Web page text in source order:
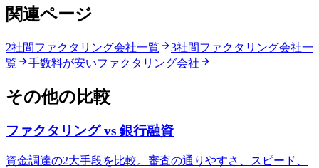
関連ページ
2社間ファクタリング会社一覧
3社間ファクタリング会社一
覧
手数料が安いファクタリング会社
その他の比較
ファクタリング vs 銀行融資
資金調達の2大手段を比較。審査の通りやすさ、スピード、